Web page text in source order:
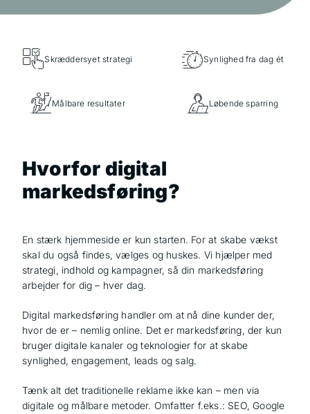
Skræddersyet strategi Synlighed fra dag ét
Målbare resultater Løbende sparring
Hvorfor digital
markedsføring?
En stærk hjemmeside er kun starten. For at skabe vækst
skal du også findes, vælges og huskes. Vi hjælper med
strategi, indhold og kampagner, så din markedsføring
arbejder for dig – hver dag.
Digital markedsføring handler om at nå dine kunder der,
hvor de er – nemlig online. Det er markedsføring, der kun
bruger digitale kanaler og teknologier for at skabe
synlighed, engagement, leads og salg.
Tænk alt det traditionelle reklame ikke kan – men via
digitale og målbare metoder. Omfatter f.eks.: SEO, Google